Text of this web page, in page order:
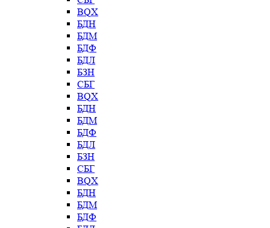
BQX
БДН
БДМ
БДФ
БДЛ
БЗН
СБГ
BQX
БДН
БДМ
БДФ
БДЛ
БЗН
СБГ
BQX
БДН
БДМ
БДФ